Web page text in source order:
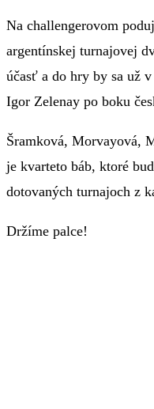
Na challengerovom
argentínskej turnajovej
účasť a do hry by sa už
Igor Zelenay po boku
Šramková, Morvayová,
je kvarteto báb, ktoré
dotovaných turnajoch z
Držíme palce!